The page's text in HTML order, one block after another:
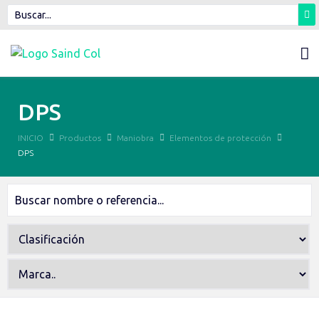
DPS
INICIO Productos Maniobra
Elementos de protección
DPS